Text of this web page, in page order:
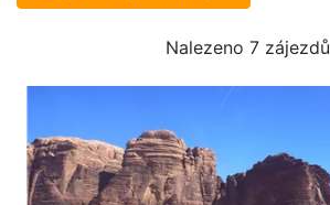
Nalezeno 7 zájezdů